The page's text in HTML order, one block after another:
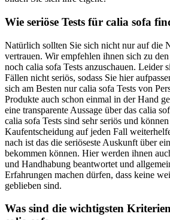
Wie seriöse Tests für calia sofa
Natürlich sollten Sie sich nicht nur auf die
vertrauen. Wir empfehlen ihnen sich zu
noch calia sofa Tests anzuschauen. Leider
Fällen nicht seriös, sodass Sie hier
sich am Besten nur calia sofa Tests von
Produkte auch schon einmal in der Hand
eine transparente Aussage über das calia
calia sofa Tests sind sehr seriös und
Kaufentscheidung auf jeden Fall
nach ist das die seriöseste Auskunft über
bekommen können. Hier werden ihnen
und Handhabung beantwortet und
Erfahrungen machen dürfen, dass keine
geblieben sind.
Was sind die wichtigsten